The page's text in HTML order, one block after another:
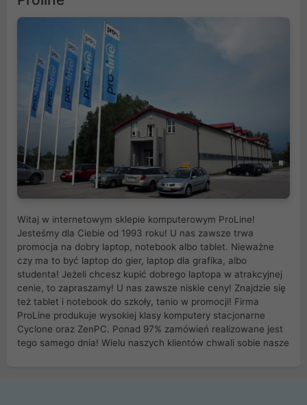
Witaj w internetowym sklepie komputerowym ProLine!
Jesteśmy dla Ciebie od 1993 roku! U nas zawsze trwa
promocja na dobry laptop, notebook albo tablet. Nieważne
czy ma to być laptop do gier, laptop dla grafika, albo
studenta! Jeżeli chcesz kupić dobrego laptopa w atrakcyjnej
cenie, to zapraszamy! U nas zawsze niskie ceny! Znajdzie się
też tablet i notebook do szkoły, tanio w promocji! Firma
ProLine produkuje wysokiej klasy komputery stacjonarne
Cyclone oraz ZenPC. Ponad 97% zamówień realizowane jest
tego samego dnia! Wielu naszych klientów chwali sobie nasze